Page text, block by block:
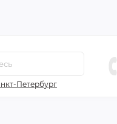
Петербург